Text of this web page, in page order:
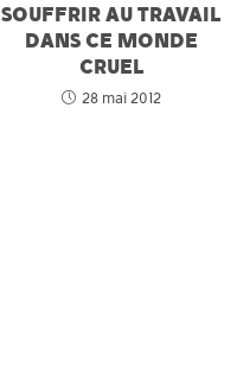
SOUFFRIR AU TRAVAIL
DANS CE MONDE
CRUEL
28 mai 2012